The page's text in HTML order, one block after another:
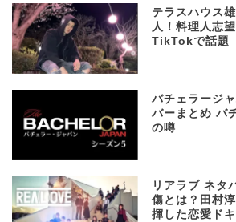
テラスハウス
人！料理人志
TikTokで話題
バチェラージ
バーまとめ バ
の噂
リアラブ ネタ
傷とは？田村
揮した恋愛ド